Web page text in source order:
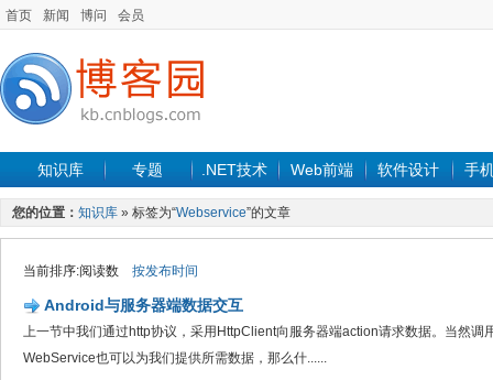
首页 新闻 博问 会员
知识库 专题 .NET技术 Web前端 软件设计 手
您的位置： 知识库 » 标签为“Webservice”的文章
当前排序:阅读数 按发布时间
Android与服务器端数据交互
上一节中我们通过http协议，采用HttpClient向服务器端action请求数据。当然调
WebService也可以为我们提供所需数据， 那么什......